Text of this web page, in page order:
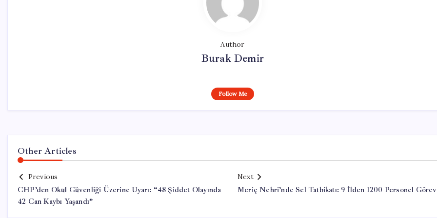
Author
Burak Demir
Follow Me
Other Articles
Previous
CHP’den Okul Güvenliği Üzerine Uyarı: “48 Şiddet Olayında
42 Can Kaybı Yaşandı”
Next
Meriç Nehri’nde Sel Tatbikatı: 9 İlden 1200 Personel